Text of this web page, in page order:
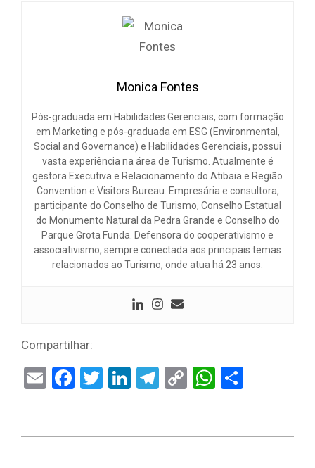
Monica Fontes
Pós-graduada em Habilidades Gerenciais, com formação
em Marketing e pós-graduada em ESG (Environmental,
Social and Governance) e Habilidades Gerenciais, possui
vasta experiência na área de Turismo. Atualmente é
gestora Executiva e Relacionamento do Atibaia e Região
Convention e Visitors Bureau. Empresária e consultora,
participante do Conselho de Turismo, Conselho Estatual
do Monumento Natural da Pedra Grande e Conselho do
Parque Grota Funda. Defensora do cooperativismo e
associativismo, sempre conectada aos principais temas
relacionados ao Turismo, onde atua há 23 anos.
Compartilhar:
EmailFacebook
Twitter
LinkedIn
Telegram
Copy